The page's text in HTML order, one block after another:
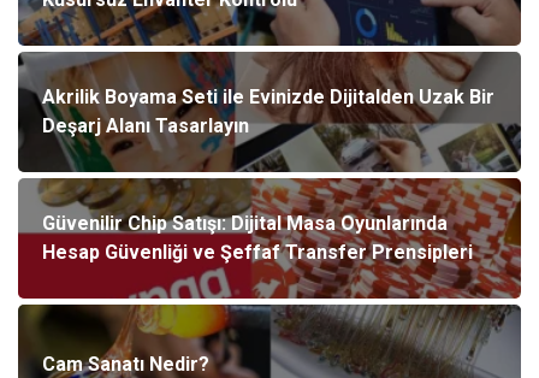
Akrilik Boyama Seti ile Evinizde Dijitalden Uzak Bir
Deşarj Alanı Tasarlayın
Güvenilir Chip Satışı: Dijital Masa Oyunlarında
Hesap Güvenliği ve Şeffaf Transfer Prensipleri
Cam Sanatı Nedir?